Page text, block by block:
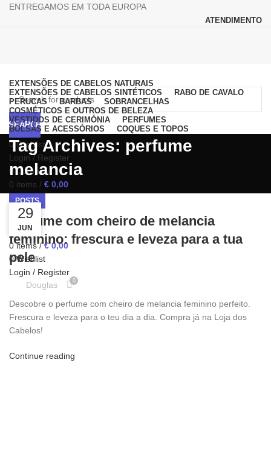
ENTREGAMOS EM TODA EUROPA
ATENDIMENTO
SEARCH
0Wishlist
Login / Register
0 Compare
0 items / € 0,00
Menu
0items / €0,00
0Wishlist
Login / Register
EXTENSÕES DE CABELOS NATURAIS
EXTENSÕES DE CABELOS SINTÉTICOS
RABO DE CAVALO
PERUCAS
BARBAS
SOBRANCELHAS
COSMÉTICOS E OUTROS DE BELEZA
VESTIDOS DE CERIMÓNIA
PERFUMES
BOLSAS E ACESSÓRIOS
COQUES E TOPOS
Tag Archives: perfume
melancia
29
JUN
POSTS
Perfume com cheiro de melancia
feminino: frescura e leveza para a tua
pele
Douglas 0
Descobre o perfume com cheiro de melancia feminino perfeito.
Frescura e leveza para o teu dia a dia. Compra já na Loja dos
Cabelos!
Continue reading
29
JUN